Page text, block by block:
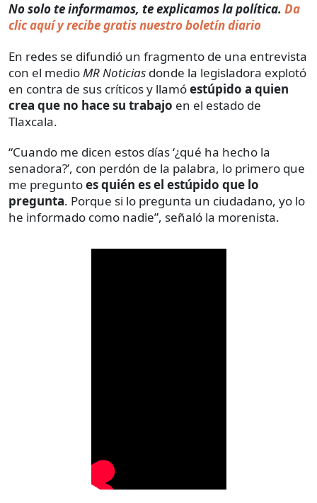
No solo te informamos, te explicamos la política. Da
clic aquí y recibe gratis nuestro boletín diario
En redes se difundió un fragmento de una entrevista
con el medioMR Noticias donde la legisladora explotó
en contra de sus críticos y llamóestúpido a quien
crea que no hace su trabajo en el estado de
Tlaxcala.
“Cuando me dicen estos días ‘¿qué ha hecho la
senadora?’, con perdón de la palabra, lo primero que
me preguntoes quién es el estúpido que lo
pregunta. Porque si lo pregunta un ciudadano, yo lo
he informado como nadie”, señaló la morenista.